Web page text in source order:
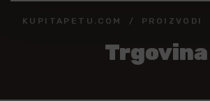
KUPITAPETU.COM PROIZVODI
Trgovina